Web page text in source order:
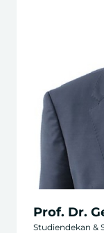
Prof. Dr.
Studiendekan &